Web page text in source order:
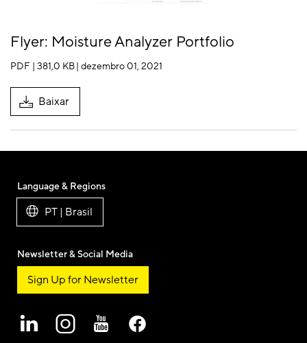
Flyer: Moisture Analyzer Portfolio
PDF | 381,0 KB| dezembro 01, 2021
Baixar
Language & Regions
PT | Brasil
Newsletter & Social Media
Sign Up for Newsletter